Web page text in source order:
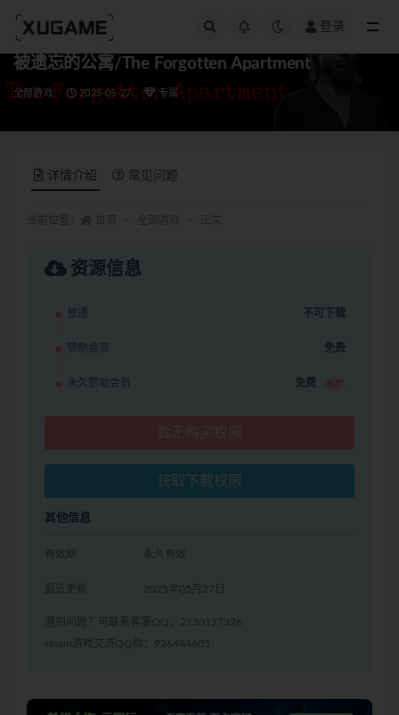
登录
被遗忘的公寓/The Forgotten Apartment
全部游戏 2025-05-27 专属
详情介绍 常见问题
资源信息
普通 不可下载
赞助会员 免费
永久赞助会员 免费 推荐
获取下载权限
其他信息
有效期 永久有效
最近更新 2025年05月27日
遇到问题？可联系客服QQ：2130127326
steam游戏交流QQ群：926484605